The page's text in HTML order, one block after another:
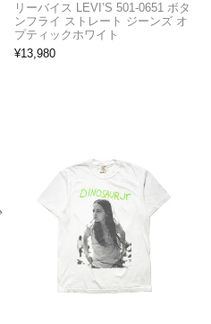
リーバイス LEVI’S 501-0651 ボタ
ンフライ ストレート ジーンズ オ
プティックホワイト
¥13,980